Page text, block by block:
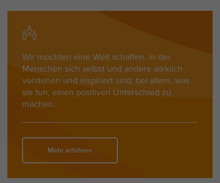
Wir möchten eine Welt schaffen, in der
Menschen sich selbst und andere wirklich
verstehen und inspiriert sind, bei allem, was
sie tun, einen positiven Unterschied zu
machen.
Mehr erfahren